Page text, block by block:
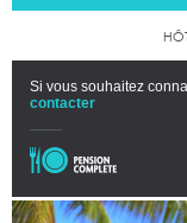
Si vous souhaitez
contacter